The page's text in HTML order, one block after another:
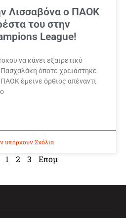
Λισσαβόνα ο ΠΑΟΚ
του στην
League!
να κάνει εξαιρετικό
όποτε χρειάστηκε
έμεινε όρθιος απέναντι
υπάρχουν Σχόλια
1 2 3 Επομ